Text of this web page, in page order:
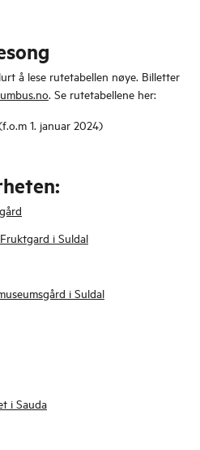
å lese rutetabellen nøye. Billetter
. Se rutetabellene her:
1. januar 2024)
i Suldal
i Suldal
i Sauda